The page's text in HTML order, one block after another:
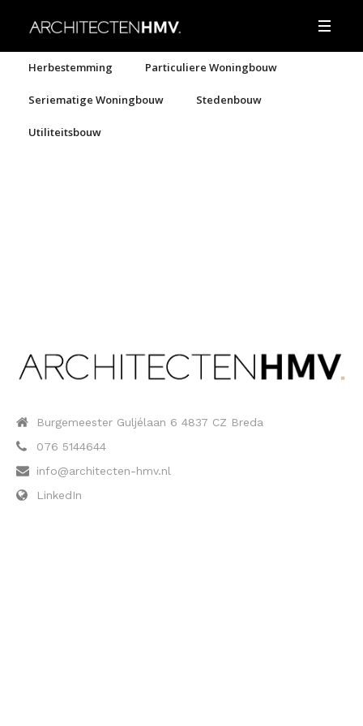
Herbestemming Particuliere Woningbouw
Seriematige Woningbouw Stedenbouw
Utiliteitsbouw
Burgemeester Guljélaan 6 4837 CZ Breda
076 5144644
info@architecten-hmv.nl
LinkedIn